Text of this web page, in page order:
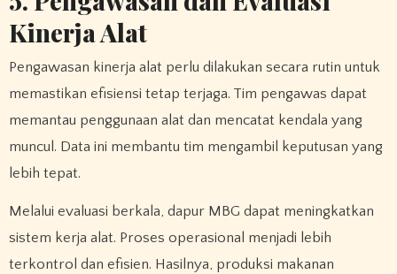
Kinerja Alat
Pengawasan kinerja alat perlu dilakukan secara rutin untuk
memastikan efisiensi tetap terjaga. Tim pengawas dapat
memantau penggunaan alat dan mencatat kendala yang
muncul. Data ini membantu tim mengambil keputusan yang
lebih tepat.
Melalui evaluasi berkala, dapur MBG dapat meningkatkan
sistem kerja alat. Proses operasional menjadi lebih
terkontrol dan efisien. Hasilnya, produksi makanan